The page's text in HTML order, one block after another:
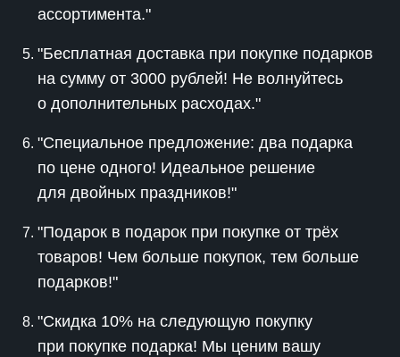
ассортимента."
"Бесплатная доставка при покупке подарков
на сумму от 3000 рублей! Не волнуйтесь
о дополнительных расходах."
"Специальное предложение: два подарка
по цене одного! Идеальное решение
для двойных праздников!"
"Подарок в подарок при покупке от трёх
товаров! Чем больше покупок, тем больше
подарков!"
"Скидка 10% на следующую покупку
при покупке подарка! Мы ценим вашу